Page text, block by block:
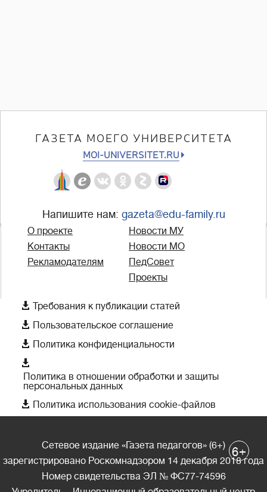
ГАЗЕТА МОЕГО УНИВЕРСИТЕТА
MOI-UNIVERSITET.RU
Напишите нам: gazeta@edu-family.ru
О проекте
Контакты
Рекламодателям
Новости МУ
Новости МО
ПедСовет
Проекты
 Требования к публикации статей
 Пользовательское соглашение
 Политика конфиденциальности

Политика в отношении обработки и защиты
персональных данных
 Политика использования cookie-файлов
Сетевое издание «Газета педагогов» (6+)
зарегистрировано Роскомнадзором 14 декабря 2018 года
Номер свидетельства ЭЛ № ФС77-74596
6+